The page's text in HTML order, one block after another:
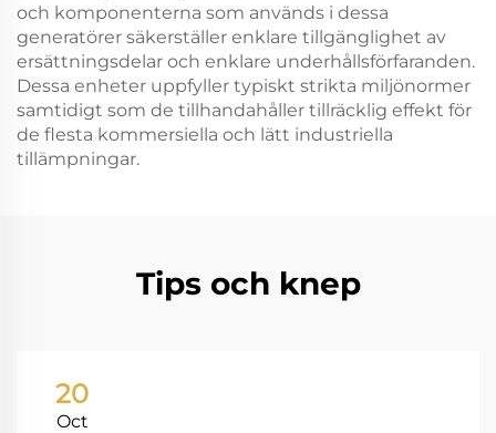
och komponenterna som används i dessa
generatörer säkerställer enklare tillgänglighet av
ersättningsdelar och enklare underhållsförfaranden.
Dessa enheter uppfyller typiskt strikta miljönormer
samtidigt som de tillhandahåller tillräcklig effekt för
de flesta kommersiella och lätt industriella
tillämpningar.
Tips och knep
20
Oct